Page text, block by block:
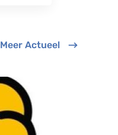
Meer Actueel